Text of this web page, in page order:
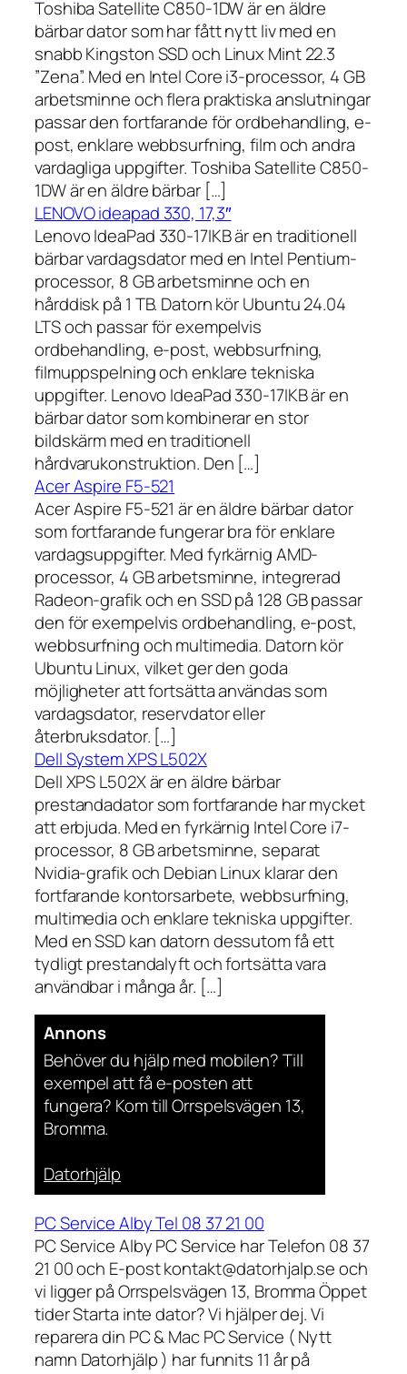
Toshiba Satellite C850-1DW är en äldre
bärbar dator som har fått nytt liv med en
snabb Kingston SSD och Linux Mint 22.3
”Zena”. Med en Intel Core i3-processor, 4 GB
arbetsminne och flera praktiska anslutningar
passar den fortfarande för ordbehandling, e-
post, enklare webbsurfning, film och andra
vardagliga uppgifter. Toshiba Satellite C850-
1DW är en äldre bärbar […]
LENOVO ideapad 330, 17,3″
Lenovo IdeaPad 330-17IKB är en traditionell
bärbar vardagsdator med en Intel Pentium-
processor, 8 GB arbetsminne och en
hårddisk på 1 TB. Datorn kör Ubuntu 24.04
LTS och passar för exempelvis
ordbehandling, e-post, webbsurfning,
filmuppspelning och enklare tekniska
uppgifter. Lenovo IdeaPad 330-17IKB är en
bärbar dator som kombinerar en stor
bildskärm med en traditionell
hårdvarukonstruktion. Den […]
Acer Aspire F5-521
Acer Aspire F5-521 är en äldre bärbar dator
som fortfarande fungerar bra för enklare
vardagsuppgifter. Med fyrkärnig AMD-
processor, 4 GB arbetsminne, integrerad
Radeon-grafik och en SSD på 128 GB passar
den för exempelvis ordbehandling, e-post,
webbsurfning och multimedia. Datorn kör
Ubuntu Linux, vilket ger den goda
möjligheter att fortsätta användas som
vardagsdator, reservdator eller
återbruksdator. […]
Dell System XPS L502X
Dell XPS L502X är en äldre bärbar
prestandadator som fortfarande har mycket
att erbjuda. Med en fyrkärnig Intel Core i7-
processor, 8 GB arbetsminne, separat
Nvidia-grafik och Debian Linux klarar den
fortfarande kontorsarbete, webbsurfning,
multimedia och enklare tekniska uppgifter.
Med en SSD kan datorn dessutom få ett
tydligt prestandalyft och fortsätta vara
användbar i många år. […]
Annons
Behöver du hjälp med mobilen? Till
exempel att få e-posten att
fungera? Kom till Orrspelsvägen 13,
Bromma.
Datorhjälp
PC Service Alby Tel 08 37 21 00
PC Service Alby PC Service har Telefon 08 37
21 00 och E-post kontakt@datorhjalp.se och
vi ligger på Orrspelsvägen 13, Bromma Öppet
tider Starta inte dator? Vi hjälper dej. Vi
reparera din PC & Mac PC Service ( Nytt
namn Datorhjälp ) har funnits 11 år på